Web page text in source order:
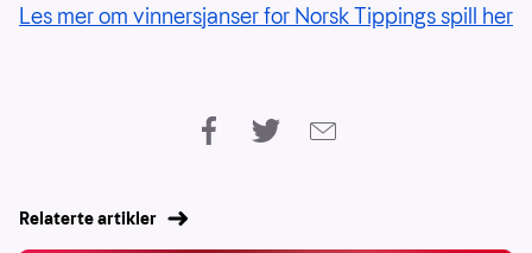
Les mer om vinnersjanser for Norsk Tippings spill her
Relaterte artikler